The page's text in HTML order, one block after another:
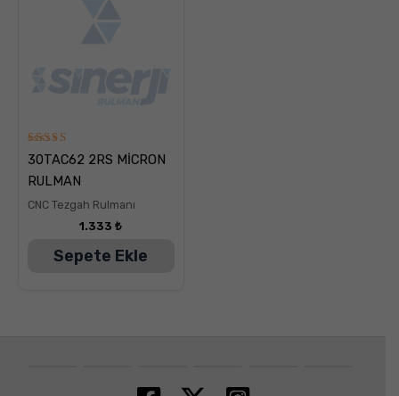
5
üzerinden
5.00
oy aldı
30TAC62 2RS MİCRON
RULMAN
CNC Tezgah Rulmanı
1.333₺
Sepete Ekle